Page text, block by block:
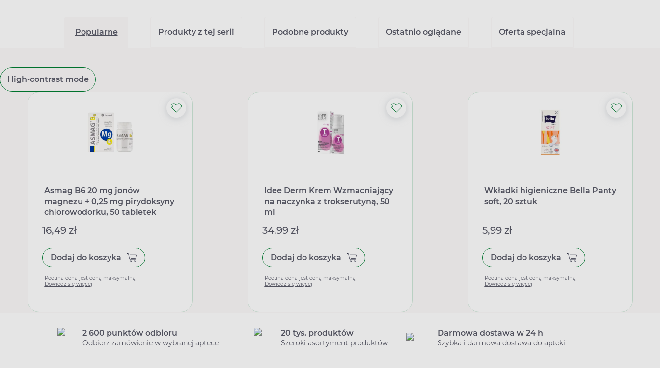
Popularne Produkty z tej serii Podobne produkty Ostatnio oglądane Oferta specjalna
High-contrast mode
Asmag B6 20 mg jonów
magnezu + 0,25 mg pirydoksyny
chlorowodorku, 50 tabletek
16,49 zł
Dodaj do koszyka
Podana cena jest ceną maksymalną
Dowiedz się więcej
Idee Derm Krem Wzmacniający
na naczynka z trokserutyną, 50
ml
34,99 zł
Dodaj do koszyka
Podana cena jest ceną maksymalną
Dowiedz się więcej
Wkładki higieniczne Bella Panty
soft, 20 sztuk
5,99 zł
Dodaj do koszyka
Podana cena jest ceną maksymalną
Dowiedz się więcej
2 600 punktów odbioru
Odbierz zamówienie w wybranej aptece
20 tys. produktów
Szeroki asortyment produktów
Darmowa dostawa w 24 h
Szybka i darmowa dostawa do apteki